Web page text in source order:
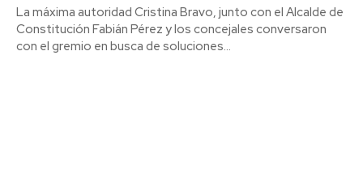
La máxima autoridad Cristina Bravo, junto con el Alcalde de
Constitución Fabián Pérez y los concejales conversaron
con el gremio en busca de soluciones...